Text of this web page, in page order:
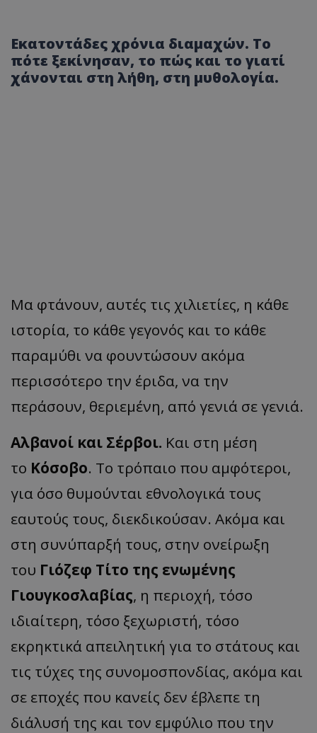
Εκατοντάδες χρόνια διαμαχών. Το
πότε ξεκίνησαν, το πώς και το γιατί
χάνονται στη λήθη, στη μυθολογία.
Μα φτάνουν, αυτές τις χιλιετίες, η κάθε
ιστορία, το κάθε γεγονός και το κάθε
παραμύθι να φουντώσουν ακόμα
περισσότερο την έριδα, να την
περάσουν, θεριεμένη, από γενιά σε γενιά.
Αλβανοί και Σέρβοι. Και στη μέση
το Κόσοβο. Το τρόπαιο που αμφότεροι,
για όσο θυμούνται εθνολογικά τους
εαυτούς τους, διεκδικούσαν. Ακόμα και
στη συνύπαρξή τους, στην ονείρωξη
του Γιόζεφ Τίτο της ενωμένης
Γιουγκοσλαβίας, η περιοχή, τόσο
ιδιαίτερη, τόσο ξεχωριστή, τόσο
εκρηκτικά απειλητική για το στάτους και
τις τύχες της συνομοσπονδίας, ακόμα και
σε εποχές που κανείς δεν έβλεπε τη
διάλυσή της και τον εμφύλιο που την